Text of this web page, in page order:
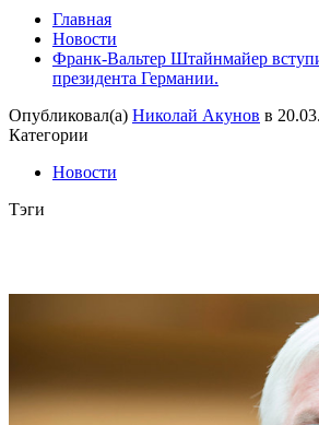
Главная
Новости
Франк-Вальтер Штайнмайер
президента Германии.
Опубликовал(а) Николай Акунов в
Категории
Новости
Тэги